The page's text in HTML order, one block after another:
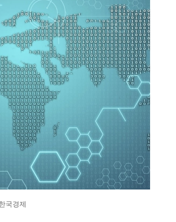
국경제